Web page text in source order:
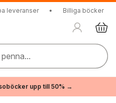
leveranser • Billiga böcker
upp till 50% →